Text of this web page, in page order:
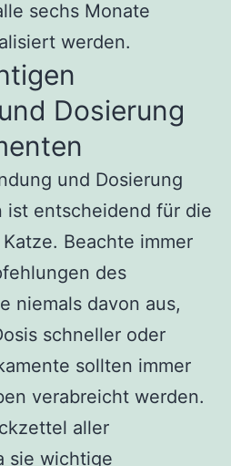
sechs Monate
werden.
Dosierung
und Dosierung
ist entscheidend für die
Beachte immer
des
niemals davon aus,
schneller oder
sollten immer
verabreicht werden.
aller
sie wichtige